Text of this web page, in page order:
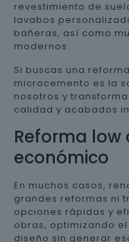
revestimiento de
lavabos
bañeras, así como
modernos.
Si buscas una
microcemento es la
nosotros y
calidad y acabados
Reforma low
económico
En muchos casos,
grandes reformas ni
opciones rápidas y
obras, optimizando
diseño sin generar